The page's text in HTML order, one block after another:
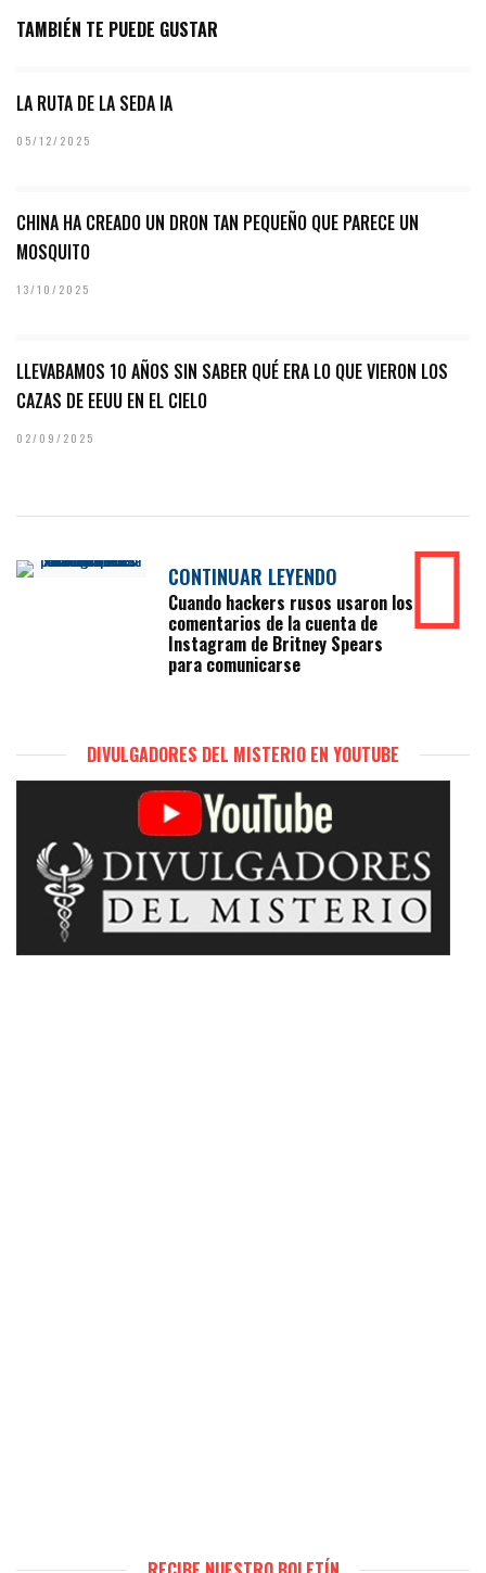
TAMBIÉN TE PUEDE GUSTAR
LA RUTA DE LA SEDA IA
05/12/2025
CHINA HA CREADO UN DRON TAN PEQUEÑO QUE PARECE UN
MOSQUITO
13/10/2025
LLEVABAMOS 10 AÑOS SIN SABER QUÉ ERA LO QUE VIERON LOS
CAZAS DE EEUU EN EL CIELO
02/09/2025
CONTINUAR LEYENDO
Cuando hackers rusos usaron los
comentarios de la cuenta de
Instagram de Britney Spears
para comunicarse
DIVULGADORES DEL MISTERIO EN YOUTUBE